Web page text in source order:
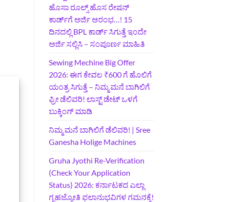
ಹೊಸಾ ರೂಲ್ಸ್ ಹೊಸ ರೇಷನ್
ಕಾರ್ಡ್‌ಗೆ ಅರ್ಜಿ ಆರಂಭ…! 15
ದಿನದಲ್ಲಿ BPL ಕಾರ್ಡ್ ಸಿಗುತ್ತೆ ಇಂದೇ
ಅರ್ಜಿ ಸಲ್ಲಿಸಿ – ಸಂಪೂರ್ಣ ಮಾಹಿತಿ
Sewing Mechine Big Offer
2026: ಈಗ ಕೇವಲ ₹600 ಗೆ ಹೊಲಿಗೆ
ಯಂತ್ರ ಸಿಗುತ್ತೆ – ನಿಮ್ಮ ಮನೆ ಬಾಗಿಲಿಗೆ‍
ಫ್ರೀ ಡೆಲಿವರಿ! ಲಾಸ್ಟ್‌ ಡೇಟ್‌ ಒಳಗೆ
ಬುಕ್ಕಿಂಗ್‌ ಮಾಡಿ
ನಿಮ್ಮ ಮನೆ ಬಾಗಿಲಿಗೆ ಡೆಲಿವರಿ! | Sree
Ganesha Holige Machines
Gruha Jyothi Re-Verification
(Check Your Application
Status) 2026: ಕರ್ನಾಟಕದ ಎಲ್ಲಾ
ಗೃಹಜ್ಯೋತಿ ಫಲಾನುಭವಿಗಳ ಗಮನಕ್ಕೆ!